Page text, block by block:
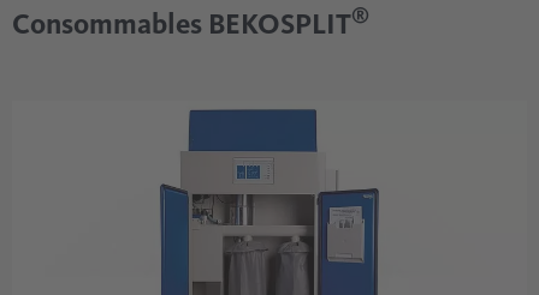
Consommables BEKOSPLIT®